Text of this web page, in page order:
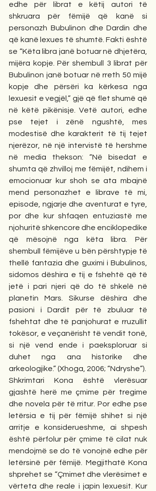
edhe për librat e këtij autori të
shkruara për fëmijë që kanë si
personazh Bubulinon dhe Dardin dhe
që kanë lexues të shumtë. Fakti është
se “Këta libra janë botuar në dhjetëra,
mijëra kopje. Për shembull 3 librat për
Bubulinon janë botuar në rreth 50 mijë
kopje dhe përsëri ka kërkesa nga
lexuesit e vegjël,” gjë që flet shumë që
në këtë pikënisje. Vetë autori, edhe
pse tejet i zënë ngushtë, mes
modestisë dhe karakterit të tij tejet
njerëzor, në një intervistë të hershme
në media thekson: “Në bisedat e
shumta që zhvilloj me fëmijët, ndihem i
emocionuar kur shoh se ata mbajnë
mend personazhet e librave të mi,
episode, ngjarje dhe aventurat e tyre,
por dhe kur shfaqen entuziastë me
njohuritë shkencore dhe enciklopedike
që mësojnë nga këta libra. Për
shembull fëmijëve u bën përshtypje të
thellë fantazia dhe guximi i Bubulinos,
sidomos dëshira e tij e fshehtë që të
jetë i pari njeri që do të shkelë në
planetin Mars. Sikurse dëshira dhe
pasioni i Dardit për të zbuluar të
fshehtat dhe të panjohurat e rruzullit
tokësor, e veçanërisht të vendit tonë,
si një vend ende i paeksploruar si
duhet nga ana historike dhe
Shkrimtari Kona është vlerësuar
gjashtë herë me çmime për tregime
dhe novela për të rritur. Por edhe pse
letërsia e tij për fëmijë shihet si një
arritje e konsiderueshme, ai shpesh
është përfolur për çmime të cilat nuk
mendojmë se do të vonojnë edhe për
letërsinë për fëmijë. Megjithatë Kona
shprehet se “Çmimet dhe vlerësimet e
vërteta dhe reale i japin lexuesit. Kur